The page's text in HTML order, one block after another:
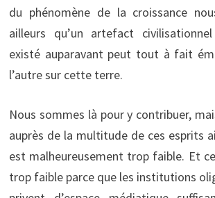
du phénomène de la croissance
ailleurs qu’un artefact
existé auparavant peut tout à fait
l’autre sur cette terre.
Nous sommes là pour y contribuer,
auprès de la multitude de ces esprits
est malheureusement trop faible. Et
trop faible parce que les institutions